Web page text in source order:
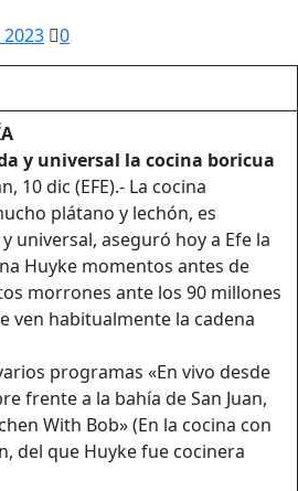
2023 0
y universal la cocina boricua
10 dic (EFE).- La cocina
plátano y lechón, es
universal, aseguró hoy a Efe la
Huyke momentos antes de
morrones ante los 90 millones
ven habitualmente la cadena
programas «En vivo desde
frente a la bahía de San Juan,
With Bob» (En la cocina con
del que Huyke fue cocinera